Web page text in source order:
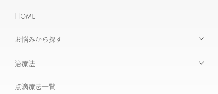
Home
お悩みから探す
【お悩みから探す】INDEX
たるみ治療
治療法
治療機器・設備一覧
点滴療法一覧